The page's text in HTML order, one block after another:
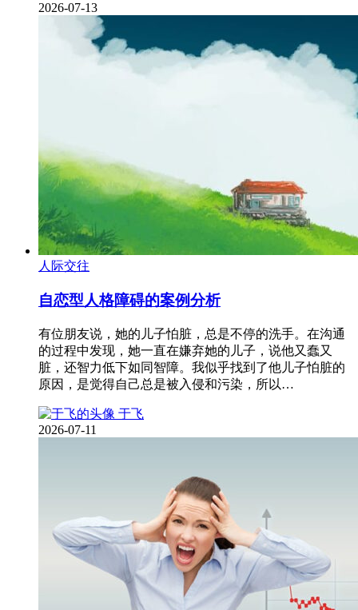
2026-07-13
人际交往
自恋型人格障碍的案例分析
有位朋友说，她的儿子怕脏，总是不停的洗手。在沟通
的过程中发现，她一直在嫌弃她的儿子，说他又蠢又
脏，还智力低下如同智障。我似乎找到了他儿子怕脏的
原因，是觉得自己总是被入侵和污染，所以…
于飞
2026-07-11